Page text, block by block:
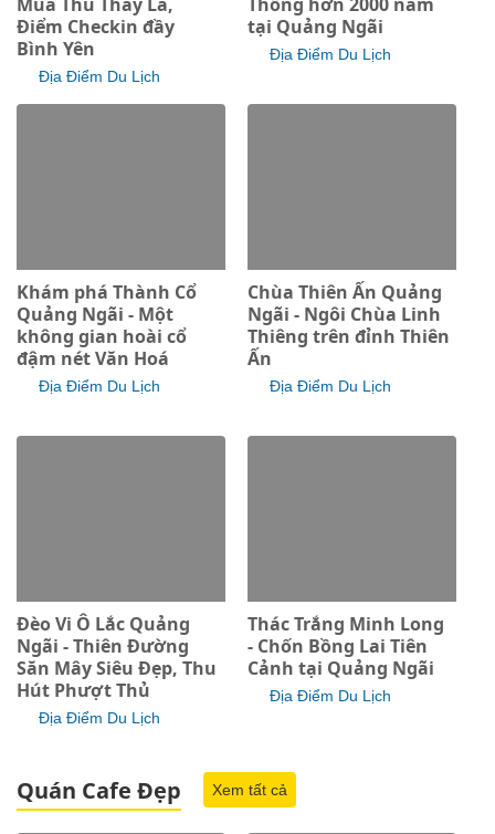
Điểm Checkin đầy
Bình Yên
Địa Điểm Du Lịch
tại Quảng Ngãi
Địa Điểm Du Lịch
Khám phá Thành Cổ
Quảng Ngãi - Một
không gian hoài cổ
đậm nét Văn Hoá
Địa Điểm Du Lịch
Chùa Thiên Ấn Quảng
Ngãi - Ngôi Chùa Linh
Thiêng trên đỉnh Thiên
Ấn​
Địa Điểm Du Lịch
Đèo Vi Ô Lắc Quảng
Ngãi - Thiên Đường
Săn Mây Siêu Đẹp, Thu
Hút Phượt Thủ
Địa Điểm Du Lịch
Thác Trắng Minh Long
- Chốn Bồng Lai Tiên
Cảnh tại Quảng Ngãi
Địa Điểm Du Lịch
Quán Cafe Đẹp Xem tất cả